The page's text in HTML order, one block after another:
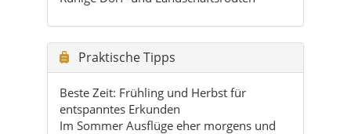
Praktische Tipps
Beste Zeit: Frühling und Herbst für
entspanntes Erkunden
Im Sommer Ausflüge eher morgens und